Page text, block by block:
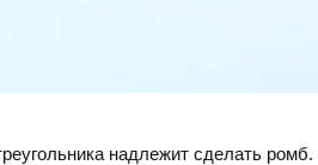
надлежит сделать ромб.